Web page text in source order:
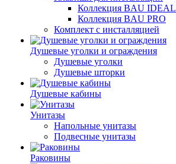
Коллекция BAU IDEAL
Коллекция BAU PRO
Комплект с инсталляцией
Душевые уголки и ограждения
Душевые уголки
Душевые шторки
Душевые кабины
Унитазы
Напольные унитазы
Подвесные унитазы
Раковины